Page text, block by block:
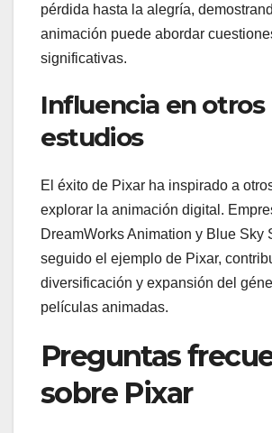
pérdida hasta la alegría,
animación puede abordar
significativas.
Influencia en otros
estudios
El éxito de Pixar ha inspirado a
explorar la animación digital.
DreamWorks Animation y Blue Sky
seguido el ejemplo de Pixar,
diversificación y expansión del
películas animadas.
Preguntas
sobre Pixar